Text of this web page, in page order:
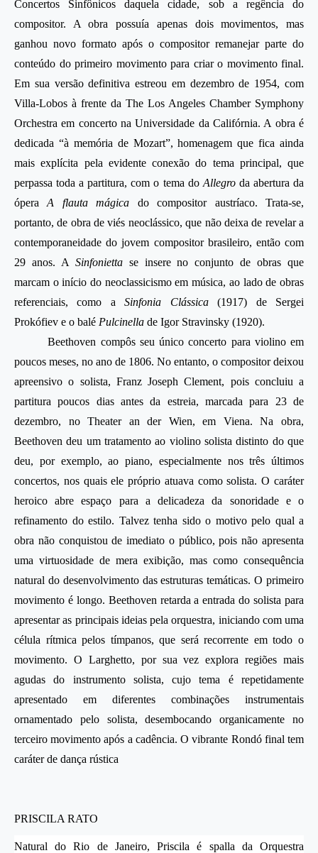
Concertos Sinfônicos daquela cidade, sob a regência do
compositor. A obra possuía apenas dois movimentos, mas
ganhou novo formato após o compositor remanejar parte do
conteúdo do primeiro movimento para criar o movimento final.
Em sua versão definitiva estreou em dezembro de 1954, com
Villa-Lobos à frente da The Los Angeles Chamber Symphony
Orchestra em concerto na Universidade da Califórnia. A obra é
dedicada “à memória de Mozart”, homenagem que fica ainda
mais explícita pela evidente conexão do tema principal, que
perpassa toda a partitura, com o tema do Allegroda abertura da
óperaA flauta mágica do compositor austríaco. Trata-se,
portanto, de obra de viés neoclássico, que não deixa de revelar a
contemporaneidade do jovem compositor brasileiro, então com
29 anos. A Sinfoniettase insere no conjunto de obras que
marcam o início do neoclassicismo em música, ao lado de obras
referenciais, como aSinfonia Clássica(1917) de Sergei
Prokófiev e o balé Pulcinella de Igor Stravinsky (1920).
Beethoven compôs seu único concerto para violino em
poucos meses, no ano de 1806. No entanto, o compositor deixou
apreensivo o solista, Franz Joseph Clement, pois concluiu a
partitura poucos dias antes da estreia, marcada para 23 de
dezembro, no Theater an der Wien, em Viena. Na obra,
Beethoven deu um tratamento ao violino solista distinto do que
deu, por exemplo, ao piano, especialmente nos três últimos
concertos, nos quais ele próprio atuava como solista. O caráter
heroico abre espaço para a delicadeza da sonoridade e o
refinamento do estilo. Talvez tenha sido o motivo pelo qual a
obra não conquistou de imediato o público, pois não apresenta
uma virtuosidade de mera exibição, mas como consequência
natural do desenvolvimento das estruturas temáticas. O primeiro
movimento é longo. Beethoven retarda a entrada do solista para
apresentar as principais ideias pela orquestra, iniciando com uma
célula rítmica pelos tímpanos, que será recorrente em todo o
movimento. O Larghetto, por sua vez explora regiões mais
agudas do instrumento solista, cujo tema é repetidamente
apresentado em diferentes combinações instrumentais
ornamentado pelo solista, desembocando organicamente no
terceiro movimento após a cadência. O vibrante Rondó final tem
caráter de dança rústica
PRISCILA RATO
Natural do Rio de Janeiro, Priscila é spalla da Orquestra